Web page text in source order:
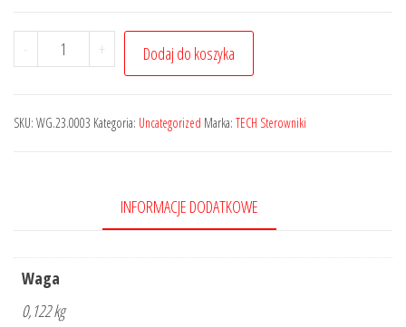
- + Dodaj do koszyka
SKU: WG.23.0003 Kategoria: Uncategorized Marka: TECH Sterowniki
INFORMACJE DODATKOWE
Waga
0,122 kg